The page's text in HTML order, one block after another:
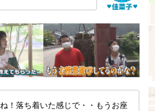
ね！落ち着いた感じで・・もうお座